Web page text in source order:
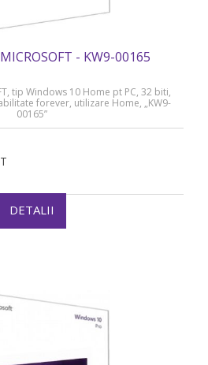
- KW9-00165
tip Windows 10 Home pt PC, 32 biti,
forever, utilizare Home, „KW9-
00165”
DETALII